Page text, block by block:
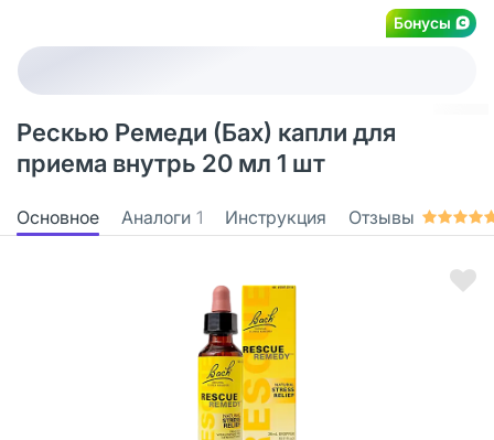
Бонусы
Рескью Ремеди (Бах) капли для
приема внутрь 20 мл 1 шт
Основное Аналоги 1 Инструкция Отзывы